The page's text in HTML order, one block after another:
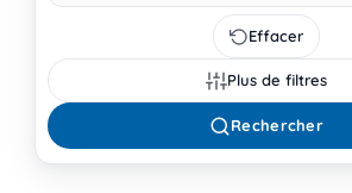
Effacer
Plus de filtres
Rechercher